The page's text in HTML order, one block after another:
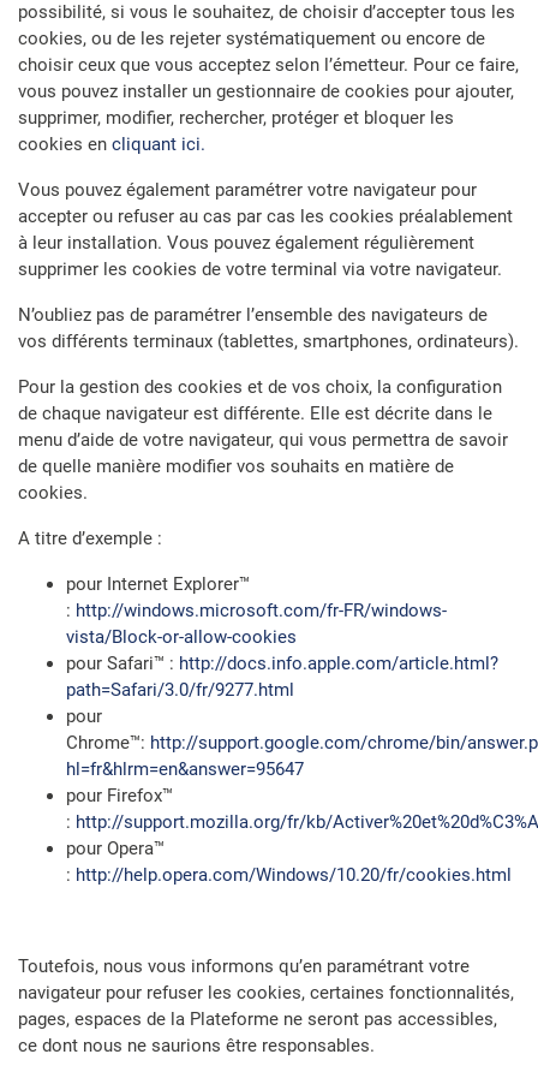
possibilité, si vous le souhaitez, de choisir d’accepter tous les
cookies, ou de les rejeter systématiquement ou encore de
choisir ceux que vous acceptez selon l’émetteur. Pour ce faire,
vous pouvez installer un gestionnaire de cookies pour ajouter,
supprimer, modifier, rechercher, protéger et bloquer les
cookies en cliquant ici.
Vous pouvez également paramétrer votre navigateur pour
accepter ou refuser au cas par cas les cookies préalablement
à leur installation. Vous pouvez également régulièrement
supprimer les cookies de votre terminal via votre navigateur.
N’oubliez pas de paramétrer l’ensemble des navigateurs de
vos différents terminaux (tablettes, smartphones, ordinateurs).
Pour la gestion des cookies et de vos choix, la configuration
de chaque navigateur est différente. Elle est décrite dans le
menu d’aide de votre navigateur, qui vous permettra de savoir
de quelle manière modifier vos souhaits en matière de
cookies.
A titre d’exemple :
pour Internet Explorer™
: http://windows.microsoft.com/fr-FR/windows-
vista/Block-or-allow-cookies
pour Safari™ : http://docs.info.apple.com/article.html?
path=Safari/3.0/fr/9277.html
pour
Chrome™: http://support.google.com/chrome/bin/
hl=fr&hlrm=en&answer=95647
pour Firefox™
: http://support.mozilla.org/fr/kb/
pour Opera™
: http://help.opera.com/Windows/10.20/fr/cookies.html
Toutefois, nous vous informons qu’en paramétrant votre
navigateur pour refuser les cookies, certaines fonctionnalités,
pages, espaces de la Plateforme ne seront pas accessibles,
ce dont nous ne saurions être responsables.